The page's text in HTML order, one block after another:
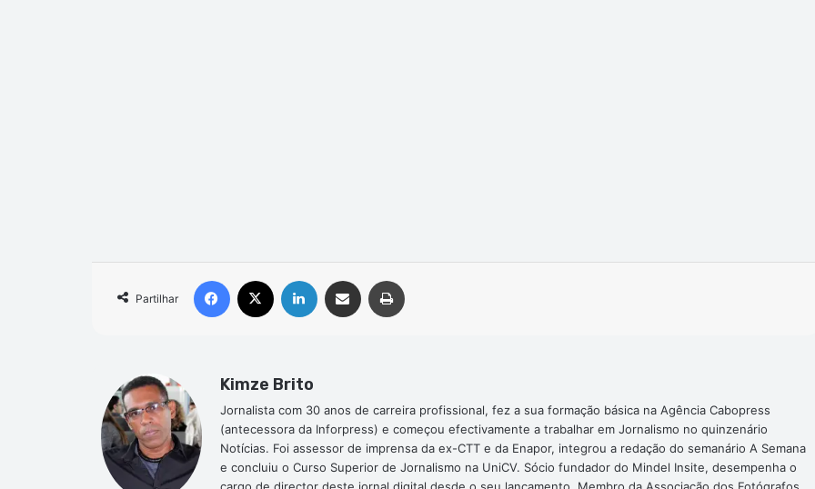
Partilhar
Facebook Linkedin Compartilhar via e-mail
Kimze Brito
Jornalista com 30 anos de carreira profissional, fez a sua formação básica na Agência Cabopress
(antecessora da Inforpress) e começou efectivamente a trabalhar em Jornalismo no quinzenário
Notícias. Foi assessor de imprensa da ex-CTT e da Enapor, integrou a redação do semanário A Semana
e concluiu o Curso Superior de Jornalismo na UniCV. Sócio fundador do Mindel Insite, desempenha o
cargo de director deste jornal digital desde o seu lançamento. Membro da Associação dos Fotógrafos